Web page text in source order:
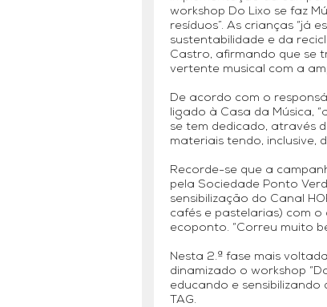
workshop Do Lixo se faz
resíduos”. As crianças “já
sustentabilidade e da
Castro, afirmando que se
vertente musical com a
De acordo com o
ligado à Casa da Música,
se tem dedicado, através
materiais tendo, inclusive,
Recorde-se que a
pela Sociedade Ponto
sensibilização do Canal
cafés e pastelarias) com
ecoponto. “Correu muito
Nesta 2.ª fase mais
dinamizado o workshop
educando e
TAG.